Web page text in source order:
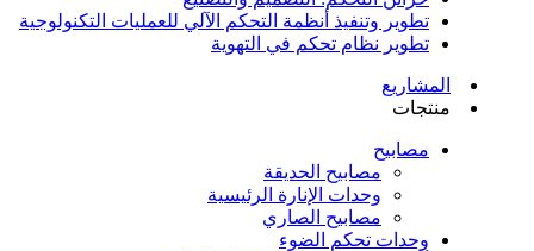
تطوير وتنفيذ أنظمة التحكم الآلي للعمليات التكنولوجية
تطوير نظام تحكم في التهوية
المشاريع
منتجات
مصابيح
مصابيح الحديقة
وحدات الإنارة الرئيسية
مصابيح الصاري
وحدات تحكم الضوء